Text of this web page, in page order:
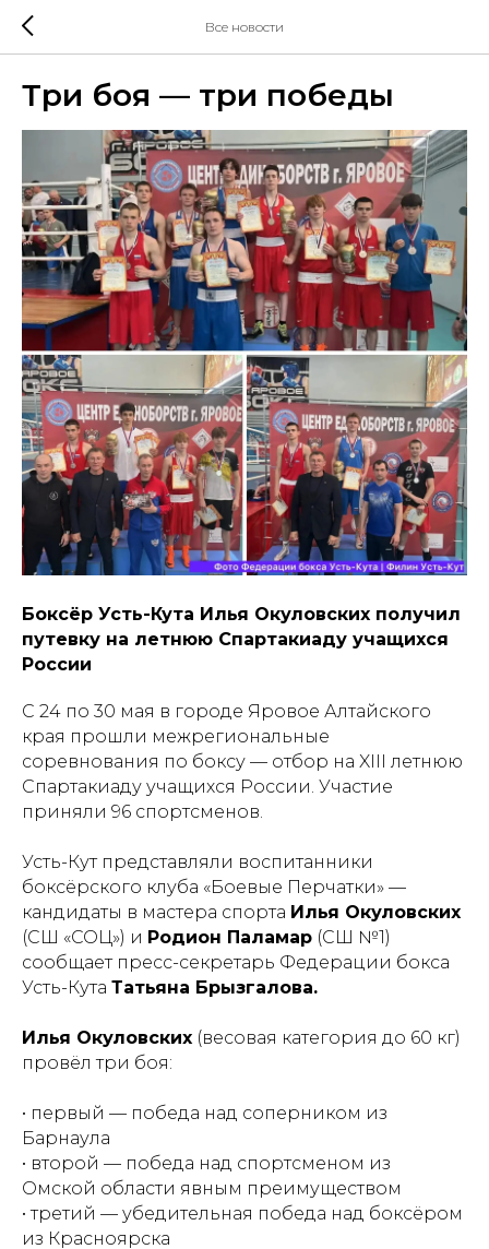
Все новости
Три боя — три победы
Боксёр Усть-Кута Илья Окуловских получил
путевку на летнюю Спартакиаду учащихся
России
С 24 по 30 мая в городе Яровое Алтайского
края прошли межрегиональные
соревнования по боксу — отбор на XIII летнюю
Спартакиаду учащихся России. Участие
приняли 96 спортсменов.
Усть-Кут представляли воспитанники
боксёрского клуба «Боевые Перчатки» —
кандидаты в мастера спорта Илья Окуловских
(СШ «СОЦ») и Родион Паламар (СШ №1)
сообщает пресс-секретарь Федерации бокса
Усть-Кута Татьяна Брызгалова.
Илья Окуловских (весовая категория до 60 кг)
провёл три боя:
• первый — победа над соперником из
Барнаула
• второй — победа над спортсменом из
Омской области явным преимуществом
• третий — убедительная победа над боксёром
из Красноярска